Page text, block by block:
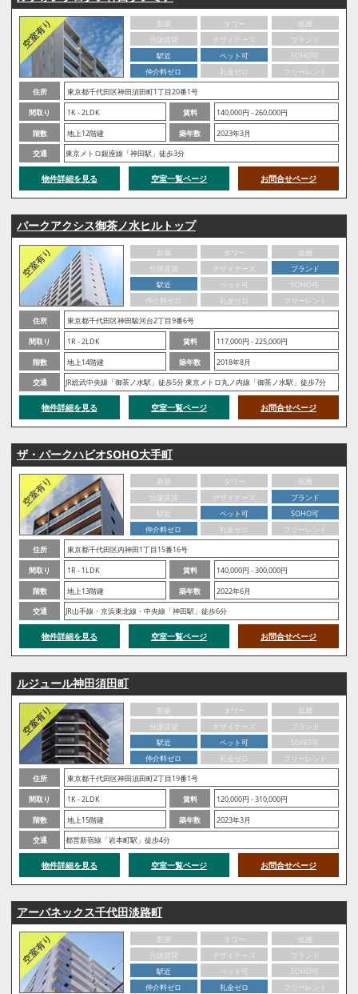
新築 タワー
低層
分譲賃貸
デザイナーズ
ブランド
駅近
ペット可
SOHO可
仲介料ゼロ
礼金ゼロ
フリーレント
住所
東京都千代田区神田須田町1丁目20番1号
間取り
1K - 2LDK 賃料
140,000円 - 260,000円
階数
地上12階建 築年数
2023年3月
交通
東京メトロ銀座線「神田駅」徒歩3分
物件詳細を見る 空室一覧ページ お問合せページ
パークアクシス御茶ノ水ヒルトップ
新築 タワー
低層
分譲賃貸
デザイナーズ
ブランド
駅近
ペット可
SOHO可
仲介料ゼロ
礼金ゼロ
フリーレント
住所
東京都千代田区神田駿河台2丁目9番6号
間取り
1R - 2LDK 賃料
117,000円 - 225,000円
階数
地上14階建 築年数
2018年8月
交通
JR総武中央線「御茶ノ水駅」徒歩5分 東京メトロ丸ノ内線「御茶ノ水駅」徒歩7分
物件詳細を見る 空室一覧ページ お問合せページ
ザ・パークハビオSOHO大手町
新築 タワー
低層
分譲賃貸
デザイナーズ
ブランド
駅近
ペット可
SOHO可
仲介料ゼロ
礼金ゼロ
フリーレント
住所
東京都千代田区内神田1丁目15番16号
間取り
1R - 1LDK 賃料
140,000円 - 300,000円
階数
地上13階建 築年数
2022年6月
交通
JR山手線・京浜東北線・中央線「神田駅」徒歩6分
物件詳細を見る 空室一覧ページ お問合せページ
ルジュール神田須田町
新築 タワー
低層
分譲賃貸
デザイナーズ
ブランド
駅近
ペット可
SOHO可
仲介料ゼロ
礼金ゼロ
フリーレント
住所
東京都千代田区神田須田町2丁目19番1号
間取り
1K - 2LDK 賃料
120,000円 - 310,000円
階数
地上15階建 築年数
2023年3月
交通
都営新宿線「岩本町駅」徒歩4分
物件詳細を見る 空室一覧ページ お問合せページ
アーバネックス千代田淡路町
新築 タワー
低層
分譲賃貸
デザイナーズ
ブランド
駅近
ペット可
SOHO可
仲介料ゼロ
礼金ゼロ
フリーレント